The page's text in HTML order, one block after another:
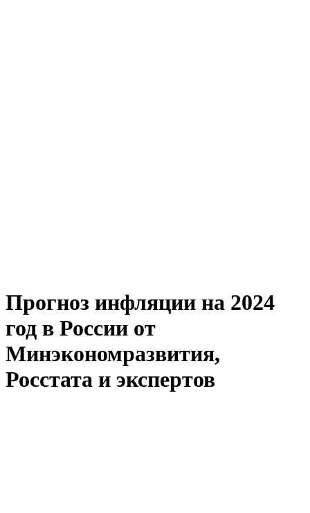
Прогноз инфляции на 2024
год в России от
Минэкономразвития,
Росстата и экспертов